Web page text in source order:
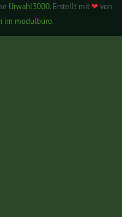
Urwahl3000. Erstellt mit❤ von
im modulbüro.